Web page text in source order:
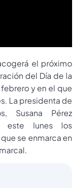
el próximo
del Día de la
y en el que
La presidenta de
Susana Pérez
este lunes los
se enmarca en